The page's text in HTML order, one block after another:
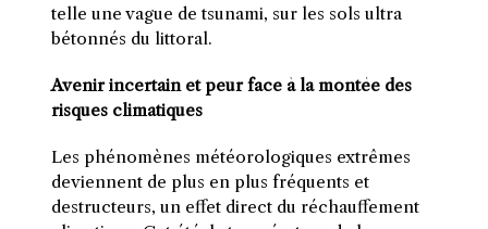
telle une vague de tsunami, sur les sols ultra
bétonnés du littoral.
Avenir incertain et peur face à la montée des
risques climatiques
Les phénomènes météorologiques extrêmes
deviennent de plus en plus fréquents et
destructeurs, un effet direct du réchauffement